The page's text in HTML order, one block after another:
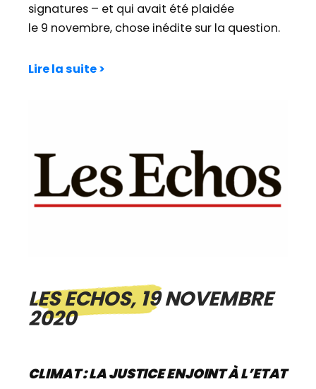
signatures – et qui avait été plaidée
le 9 novembre, chose inédite sur la question.
Lire la suite >
LES ECHOS, 19 NOVEMBRE
2020
CLIMAT : LA JUSTICE ENJOINT À L’ETAT